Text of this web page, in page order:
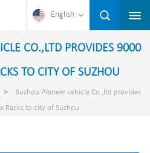
English
CO.,LTD PROVIDES 9000
TO CITY OF SUZHOU
>
Suzhou Pioneer vehicle Co.,ltd provides
Racks to city of Suzhou